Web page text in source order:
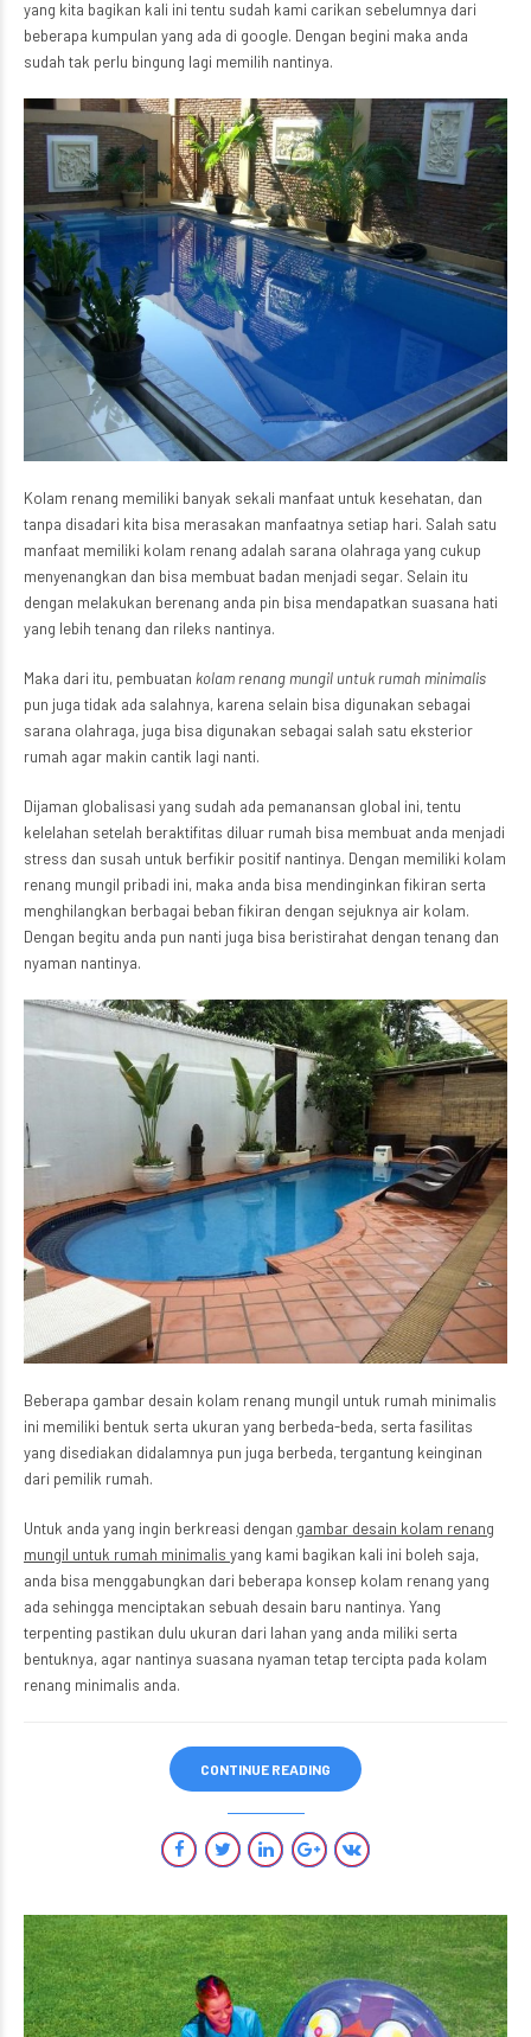
yang kita bagikan kali ini tentu sudah kami carikan sebelumnya dari
beberapa kumpulan yang ada di google. Dengan begini maka anda
sudah tak perlu bingung lagi memilih nantinya.
Kolam renang memiliki banyak sekali manfaat untuk kesehatan, dan
tanpa disadari kita bisa merasakan manfaatnya setiap hari. Salah satu
manfaat memiliki kolam renang adalah sarana olahraga yang cukup
menyenangkan dan bisa membuat badan menjadi segar. Selain itu
dengan melakukan berenang anda pin bisa mendapatkan suasana hati
yang lebih tenang dan rileks nantinya.
Maka dari itu, pembuatan kolam renang mungil untuk rumah minimalis
pun juga tidak ada salahnya, karena selain bisa digunakan sebagai
sarana olahraga, juga bisa digunakan sebagai salah satu eksterior
rumah agar makin cantik lagi nanti.
Dijaman globalisasi yang sudah ada pemanansan global ini, tentu
kelelahan setelah beraktifitas diluar rumah bisa membuat anda menjadi
stress dan susah untuk berfikir positif nantinya. Dengan memiliki kolam
renang mungil pribadi ini, maka anda bisa mendinginkan fikiran serta
menghilangkan berbagai beban fikiran dengan sejuknya air kolam.
Dengan begitu anda pun nanti juga bisa beristirahat dengan tenang dan
nyaman nantinya.
Beberapa gambar desain kolam renang mungil untuk rumah minimalis
ini memiliki bentuk serta ukuran yang berbeda-beda, serta fasilitas
yang disediakan didalamnya pun juga berbeda, tergantung keinginan
dari pemilik rumah.
Untuk anda yang ingin berkreasi dengan gambar desain kolam renang
mungil untuk rumah minimalis yang kami bagikan kali ini boleh saja,
anda bisa menggabungkan dari beberapa konsep kolam renang yang
ada sehingga menciptakan sebuah desain baru nantinya. Yang
terpenting pastikan dulu ukuran dari lahan yang anda miliki serta
bentuknya, agar nantinya suasana nyaman tetap tercipta pada kolam
renang minimalis anda.
CONTINUE READING